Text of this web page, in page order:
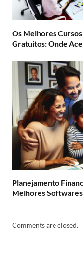
Os Melhores
Gratuitos: Onde
Planejamento
Melhores
Comments are closed.